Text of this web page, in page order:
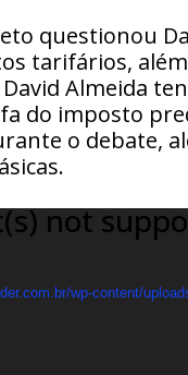
questionou
tarifários,
Almeida
do imposto
o debate,
not
wp-content/